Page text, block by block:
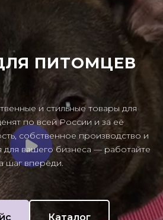
ПИТОМЦЕВ
и стильные товары для
по всей России и за её
собственное производство и
вашего бизнеса — работайте
шаг вперёди.
Каталог